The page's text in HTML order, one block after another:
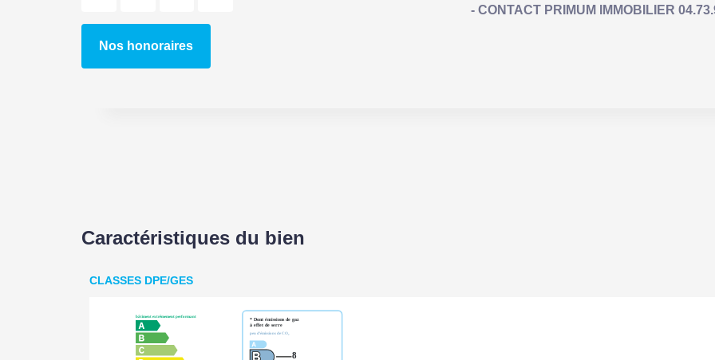
Nos honoraires
- CONTACT PRIMUM IMMOBILIER
Caractéristiques du bien
CLASSES DPE/GES